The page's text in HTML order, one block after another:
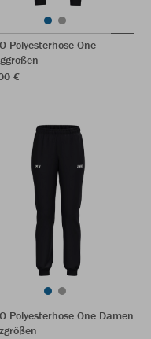
Polyesterhose One
€
Polyesterhose One Damen